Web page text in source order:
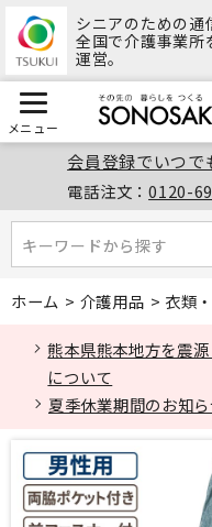
シニアのための通
全国で介護事業所
運営。
メニュー
会員登録でいつで
電話注文：0120-
キーワードから探す
キーワードから探す
ホーム > 介護用品 > 衣類
熊本県熊本地方を震
について
夏季休業期間のお知